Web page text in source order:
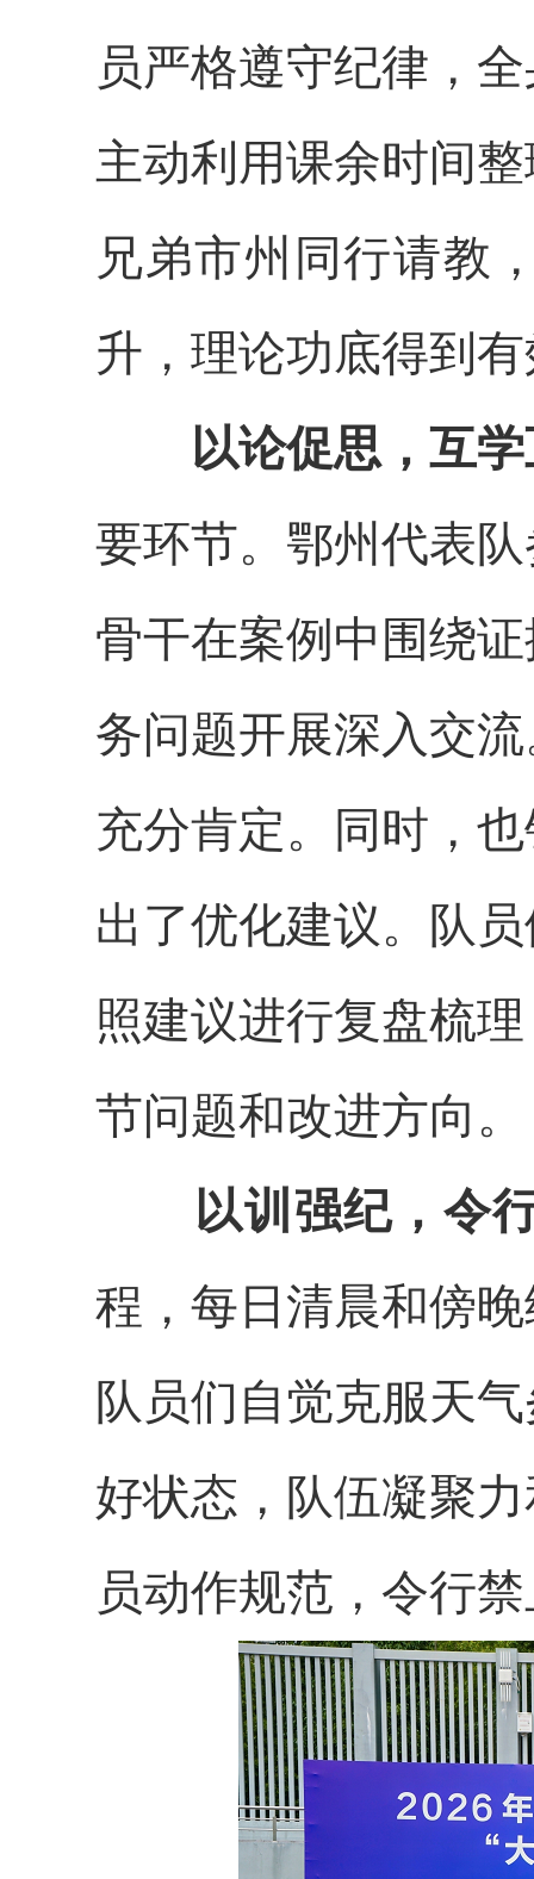
员严格遵守纪律，
主动利用课余时间
兄弟市州同行请教
升， 理论功底得到
以论促思 ， 互
要环节。鄂州代表
骨干在案例中 围绕
务问题开展深入交
充分肯定。同时，
出了优化建议。队
照建议进行复盘梳
节问题和改进方向。
以训强纪 ， 令
程，每日清晨和傍
队员们 自觉克服天
好状态 ，队伍凝聚
员动作规范，令行